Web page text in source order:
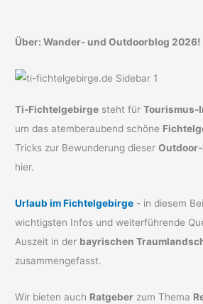
Über: Wander- und Outdoorblog 2026!
Ti-Fichtelgebirge steht fürTourismus-
um das atemberaubend schöne
Tricks zur Bewunderung dieser
hier.
Urlaub im Fichtelgebirge - in diesem
wichtigsten Infos und weiterführende
Auszeit in der bayrischen
zusammengefasst.
Wir bieten auch Ratgeber zum Thema